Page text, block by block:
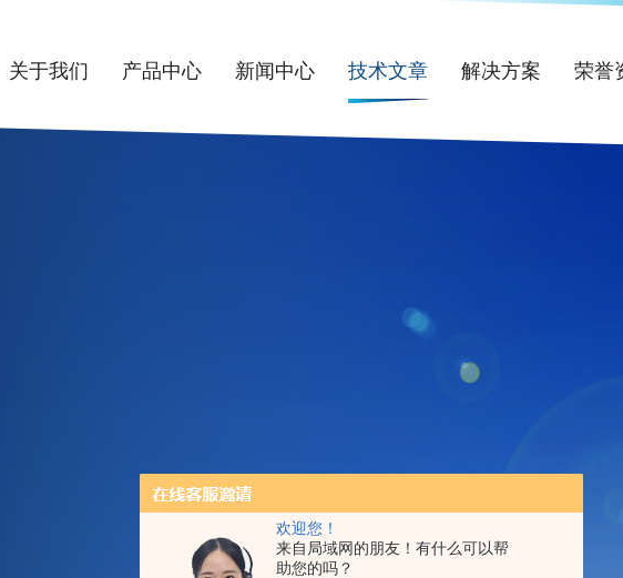
欢迎您！
来自局域网的朋友！有什么可以帮
助您的吗？
关于我们 产品中心 新闻中心 技术文章 解决方案 荣誉